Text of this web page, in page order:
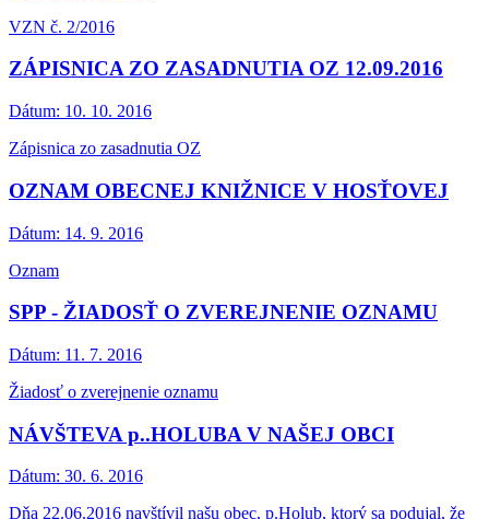
VZN č. 2/2016
ZÁPISNICA ZO ZASADNUTIA OZ 12.09.2016
Dátum: 10. 10. 2016
Zápisnica zo zasadnutia OZ
OZNAM OBECNEJ KNIŽNICE V HOSŤOVEJ
Dátum: 14. 9. 2016
Oznam
SPP - ŽIADOSŤ O ZVEREJNENIE OZNAMU
Dátum: 11. 7. 2016
Žiadosť o zverejnenie oznamu
NÁVŠTEVA p..HOLUBA V NAŠEJ OBCI
Dátum: 30. 6. 2016
Dňa 22.06.2016 navštívil našu obec, p.Holub, ktorý sa podujal, že